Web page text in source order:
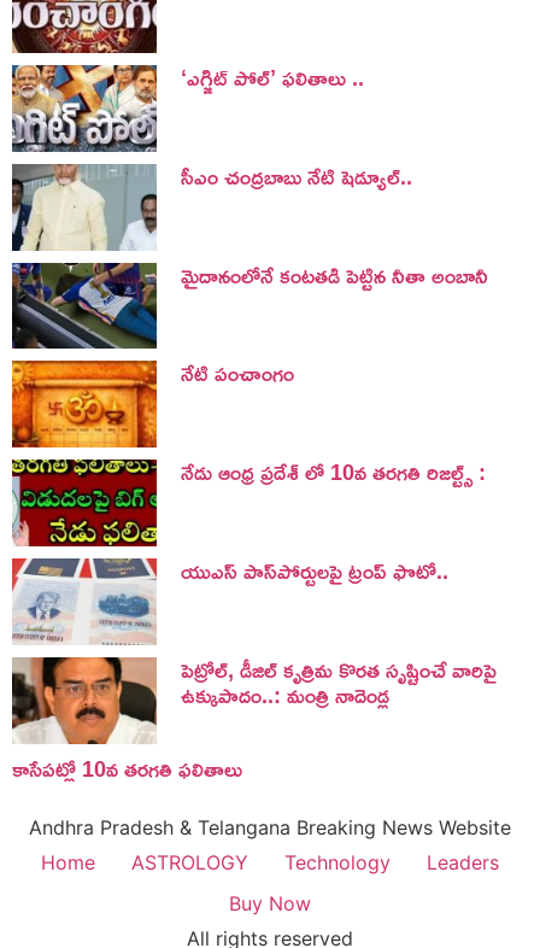
‘ఎగ్జిట్ పోల్’ ఫలితాలు ..
సీఎం చంద్రబాబు నేటి షెడ్యూల్..
మైదానంలోనే కంటతడి పెట్టిన నీతా అంబానీ
నేటి పంచాంగం
నేడు ఆంధ్ర ప్రదేశ్ లో 10వ తరగతి రిజల్ట్స్ :
యుఎస్ పాస్‌పోర్టులపై ట్రంప్‌ ఫొటో..
పెట్రోల్, డీజిల్ కృత్రిమ కొరత సృష్టించే వారిపై
ఉక్కుపాదం..: మంత్రి నాదెండ్ల
కాసేపట్లో 10వ తరగతి ఫలితాలు
Andhra Pradesh & Telangana Breaking News Website
Home
ASTROLOGY Technology
Leaders
Buy Now
All rights reserved